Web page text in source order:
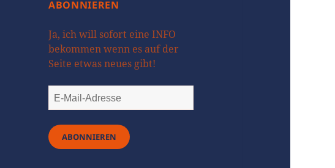
ABONNIEREN
Ja, ich will sofort eine INFO
bekommen wenn es auf der
Seite etwas neues gibt!
E-
Mail-
Adresse
ABONNIEREN